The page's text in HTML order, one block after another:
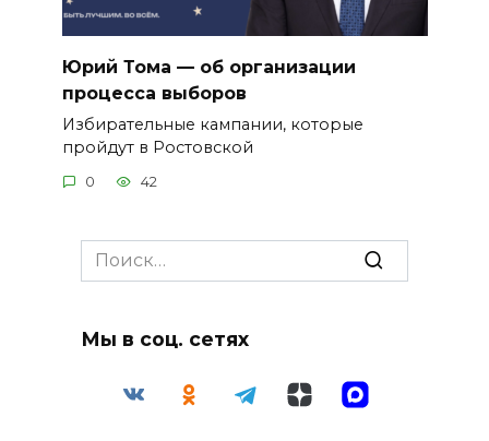
Юрий Тома — об организации
процесса выборов
Избирательные кампании, которые
пройдут в Ростовской
0 42
Search
for:
Мы в соц. сетях